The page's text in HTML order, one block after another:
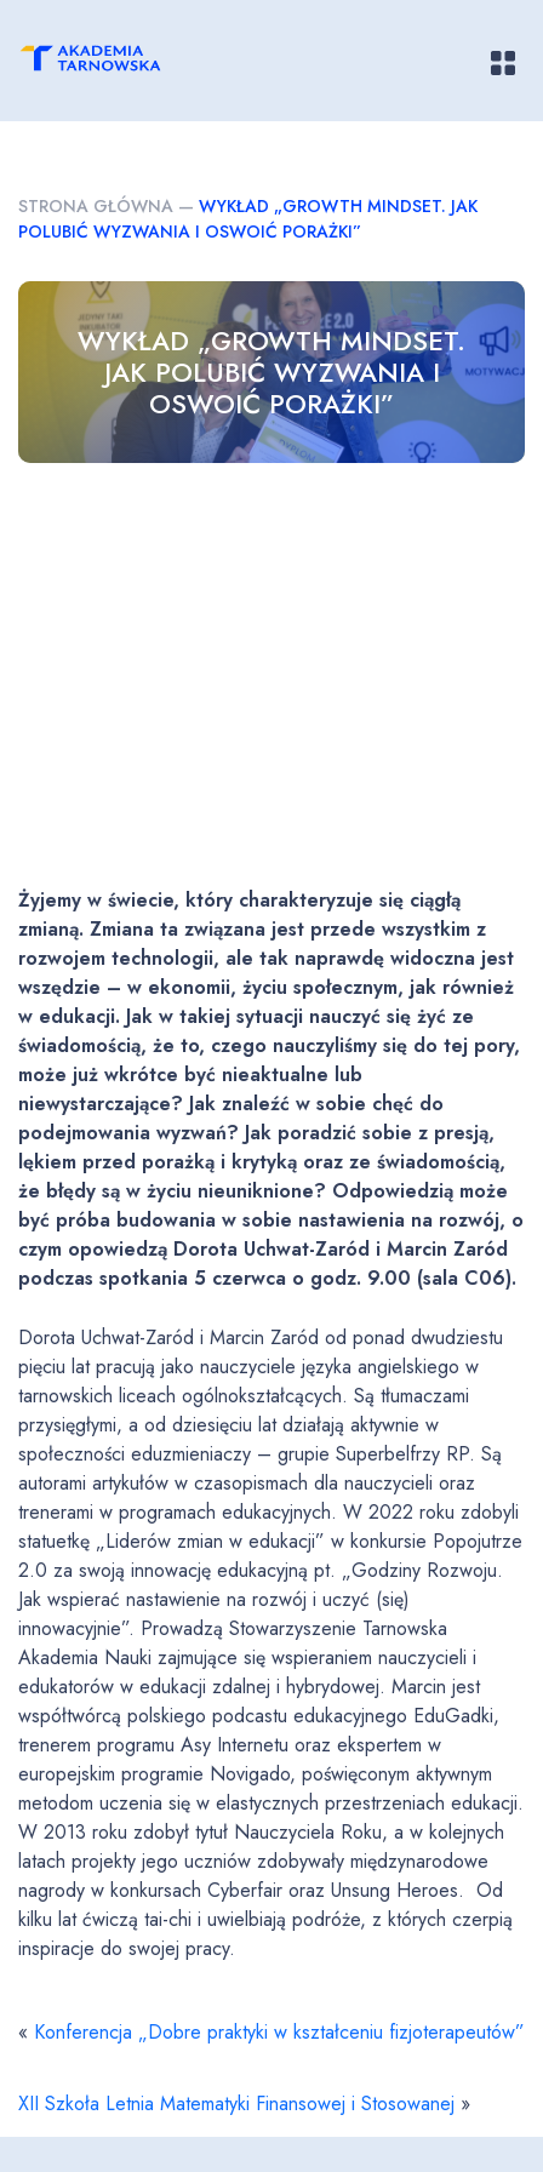
STRONA GŁÓWNA — WYKŁAD „GROWTH MINDSET. JAK
POLUBIĆ WYZWANIA I OSWOIĆ PORAŻKI”
WYKŁAD „GROWTH MINDSET.
JAK POLUBIĆ WYZWANIA I
OSWOIĆ PORAŻKI”
Żyjemy w świecie, który charakteryzuje się ciągłą
zmianą. Zmiana ta związana jest przede wszystkim z
rozwojem technologii, ale tak naprawdę widoczna jest
wszędzie – w ekonomii, życiu społecznym, jak również
w edukacji. Jak w takiej sytuacji nauczyć się żyć ze
świadomością, że to, czego nauczyliśmy się do tej pory,
może już wkrótce być nieaktualne lub
niewystarczające? Jak znaleźć w sobie chęć do
podejmowania wyzwań? Jak poradzić sobie z presją,
lękiem przed porażką i krytyką oraz ze świadomością,
że błędy są w życiu nieuniknione? Odpowiedzią może
być próba budowania w sobie nastawienia na rozwój, o
czym opowiedzą Dorota Uchwat-Zaród i Marcin Zaród
podczas spotkania 5 czerwca o godz. 9.00 (sala C06).
Dorota Uchwat-Zaród i Marcin Zaród od ponad dwudziestu
pięciu lat pracują jako nauczyciele języka angielskiego w
tarnowskich liceach ogólnokształcących. Są tłumaczami
przysięgłymi, a od dziesięciu lat działają aktywnie w
społeczności eduzmieniaczy – grupie Superbelfrzy RP. Są
autorami artykułów w czasopismach dla nauczycieli oraz
trenerami w programach edukacyjnych. W 2022 roku zdobyli
statuetkę „Liderów zmian w edukacji” w konkursie Popojutrze
2.0 za swoją innowację edukacyjną pt. „Godziny Rozwoju.
Jak wspierać nastawienie na rozwój i uczyć (się)
innowacyjnie”. Prowadzą Stowarzyszenie Tarnowska
Akademia Nauki zajmujące się wspieraniem nauczycieli i
edukatorów w edukacji zdalnej i hybrydowej. Marcin jest
współtwórcą polskiego podcastu edukacyjnego EduGadki,
trenerem programu Asy Internetu oraz ekspertem w
europejskim programie Novigado, poświęconym aktywnym
metodom uczenia się w elastycznych przestrzeniach edukacji.
W 2013 roku zdobył tytuł Nauczyciela Roku, a w kolejnych
latach projekty jego uczniów zdobywały międzynarodowe
nagrody w konkursach Cyberfair oraz Unsung Heroes. Od
kilku lat ćwiczą tai-chi i uwielbiają podróże, z których czerpią
inspiracje do swojej pracy.
« Konferencja „Dobre praktyki w kształceniu fizjoterapeutów”
XII Szkoła Letnia Matematyki Finansowej i Stosowanej »